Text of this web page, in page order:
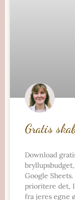
Gratis
Download
Google
prioritere det,
fra jeres egne